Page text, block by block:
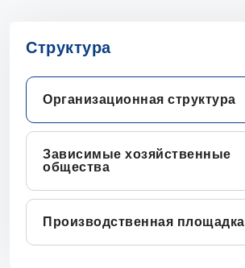
Структура
Организационная структура
Зависимые хозяйственные
общества
Производственная площадка